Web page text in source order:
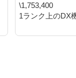
\1,753,400
1ランク上のDX